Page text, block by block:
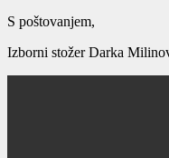
S poštovanjem,
Izborni stožer Darka